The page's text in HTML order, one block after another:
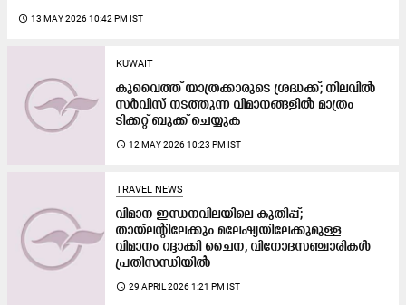
access_time 13 MAY 2026 10:42 PM IST
KUWAIT
കുവൈത്ത് യാത്രക്കാരുടെ ശ്രദ്ധക്ക്; നിലവിൽ
സർവിസ് നടത്തുന്ന വിമാനങ്ങളിൽ മാത്രം
ടിക്കറ്റ് ബുക്ക് ചെയ്യുക
access_time 12 MAY 2026 10:23 PM IST
TRAVEL NEWS
വിമാന ഇന്ധനവിലയിലെ കുതിപ്പ്;
തായ്‍ലന്റിലേക്കും മലേഷ്യയിലേക്കുമുള്ള
വിമാനം റദ്ദാക്കി ചൈന, വിനോദസഞ്ചാരികൾ
പ്രതിസന്ധിയിൽ
access_time 29 APRIL 2026 1:21 PM IST